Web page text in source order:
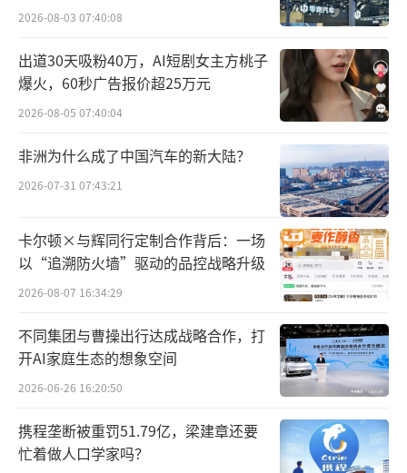
2026-08-03 07:40:08
出道30天吸粉40万，AI短剧女主方桃子
爆火，60秒广告报价超25万元
2026-08-05 07:40:04
非洲为什么成了中国汽车的新大陆？
2026-07-31 07:43:21
卡尔顿×与辉同行定制合作背后：一场
以“追溯防火墙”驱动的品控战略升级
2026-08-07 16:34:29
不同集团与曹操出行达成战略合作，打
开AI家庭生态的想象空间
2026-06-26 16:20:50
携程垄断被重罚51.79亿，梁建章还要
忙着做人口学家吗？